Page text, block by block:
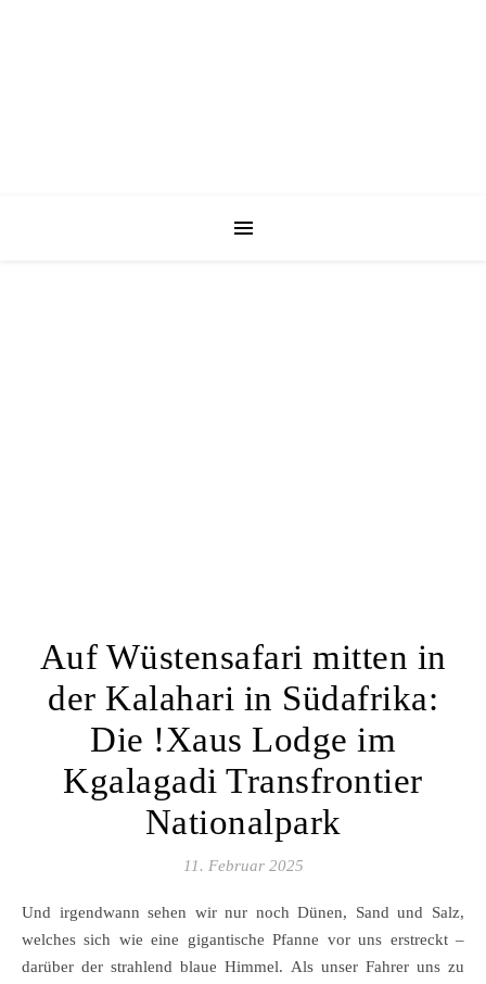
Auf Wüstensafari mitten in
der Kalahari in Südafrika:
Die !Xaus Lodge im
Kgalagadi Transfrontier
Nationalpark
11. Februar 2025
Und irgendwann sehen wir nur noch Dünen, Sand und Salz,
welches sich wie eine gigantische Pfanne vor uns erstreckt –
darüber der strahlend blaue Himmel. Als unser Fahrer uns zu